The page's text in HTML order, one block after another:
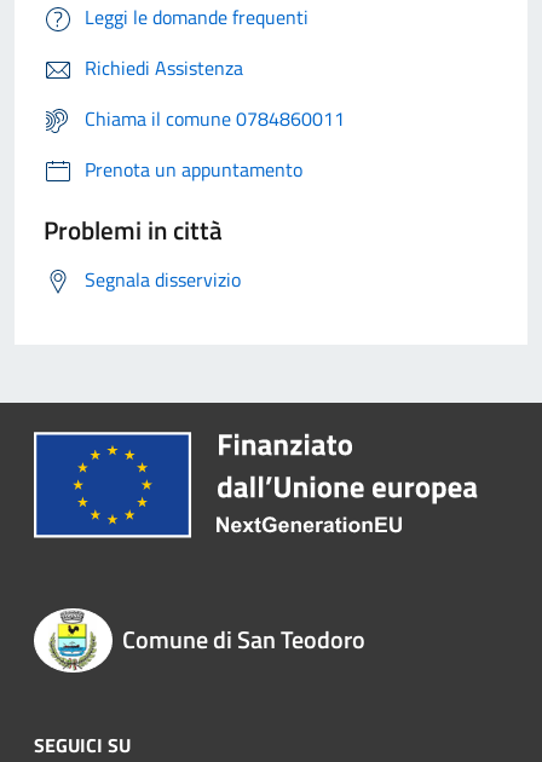
Leggi le domande frequenti
Richiedi Assistenza
Chiama il comune 0784860011
Prenota un appuntamento
Problemi in città
Segnala disservizio
Comune di San Teodoro
SEGUICI SU